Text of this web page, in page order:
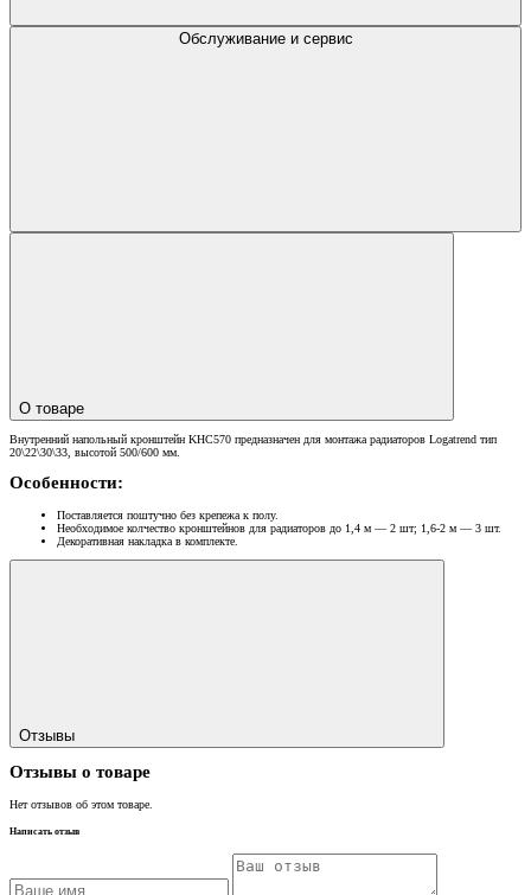
Обслуживание и сервис
О товаре
Внутренний напольный кронштейн KHC570 предназначен для монтажа радиаторов Logatrend тип
20\22\30\33, высотой 500/600 мм.
Особенности:
Поставляется поштучно без крепежа к полу.
Необходимое колчество кронштейнов для радиаторов до 1,4 м — 2 шт; 1,6-2 м — 3 шт.
Декоративная накладка в комплекте.
Отзывы
Отзывы о товаре
Нет отзывов об этом товаре.
Написать отзыв